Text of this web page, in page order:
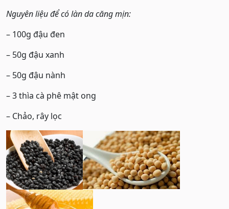
Nguyên liệu để có làn da căng mịn:
– 100g đậu đen
– 50g đậu xanh
– 50g đậu nành
– 3 thìa cà phê mật ong
– Chảo, rây lọc